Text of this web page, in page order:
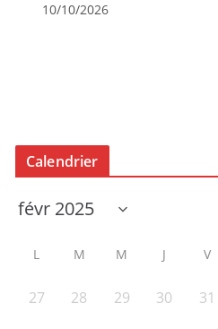
10/10/2026
Calendrier
L M M J V
27 28 29 30 31